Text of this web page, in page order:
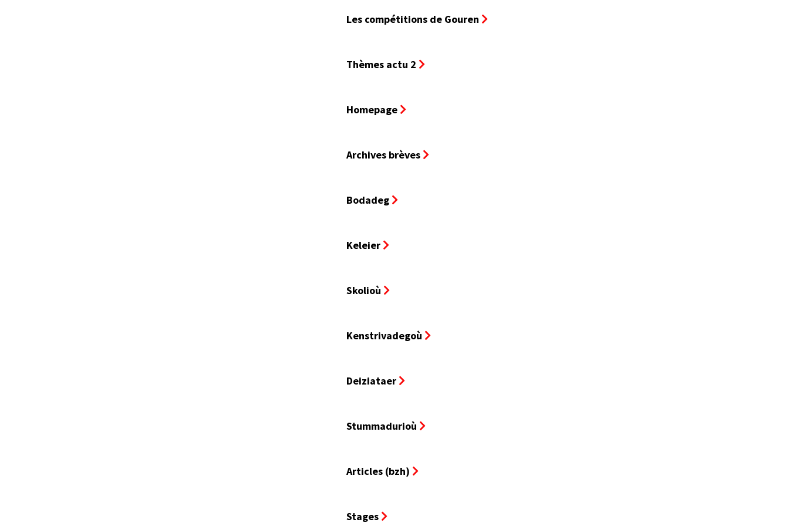
Les compétitions de Gouren
Thèmes actu 2
Homepage
Archives brèves
Bodadeg
Keleier
Skolioù
Kenstrivadegoù
Deiziataer
Stummadurioù
Articles (bzh)
Stages